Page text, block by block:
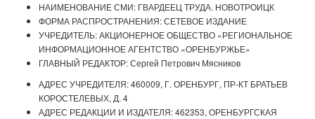
НАИМЕНОВАНИЕ СМИ: ГВАРДЕЕЦ ТРУДА. НОВОТРОИЦК
ФОРМА РАСПРОСТРАНЕНИЯ: СЕТЕВОЕ ИЗДАНИЕ
УЧРЕДИТЕЛЬ: АКЦИОНЕРНОЕ ОБЩЕСТВО «РЕГИОНАЛЬНОЕ
ИНФОРМАЦИОННОЕ АГЕНТСТВО «ОРЕНБУРЖЬЕ»
ГЛАВНЫЙ РЕДАКТОР: Сергей Петрович Мясников
АДРЕС УЧРЕДИТЕЛЯ: 460009, Г. ОРЕНБУРГ, ПР-КТ БРАТЬЕВ
КОРОСТЕЛЕВЫХ, Д. 4
АДРЕС РЕДАКЦИИ И ИЗДАТЕЛЯ: 462353, ОРЕНБУРГСКАЯ